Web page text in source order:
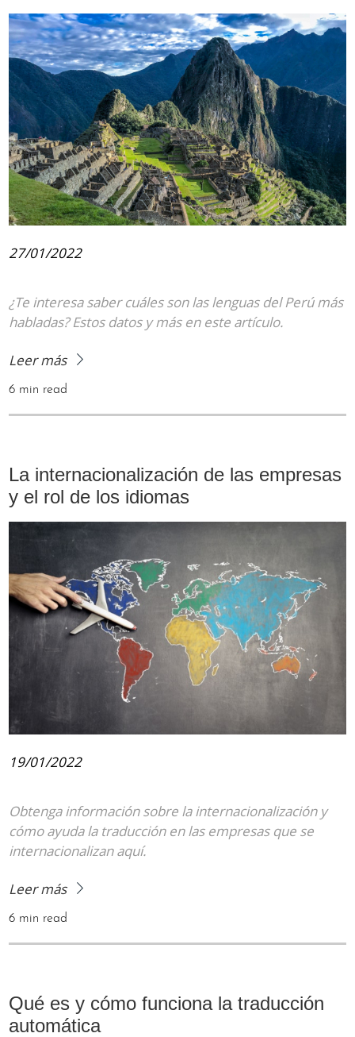
27/01/2022
¿Te interesa saber cuáles son las lenguas del Perú más
habladas? Estos datos y más en este artículo.
Leer más
6 min read
La internacionalización de las empresas
y el rol de los idiomas
19/01/2022
Obtenga información sobre la internacionalización y
cómo ayuda la traducción en las empresas que se
internacionalizan aquí.
Leer más
6 min read
Qué es y cómo funciona la traducción
automática